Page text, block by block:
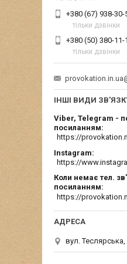
+380 (67) 938-30-
тільки дзвінки
+380 (50) 380-11-
тільки дзвінки
ІНШІ ВИДИ
Viber, Telegram -
посиланням
https://
Instagram
https://
Коли немає тел.
посиланням
https://
вул. Теслярська,